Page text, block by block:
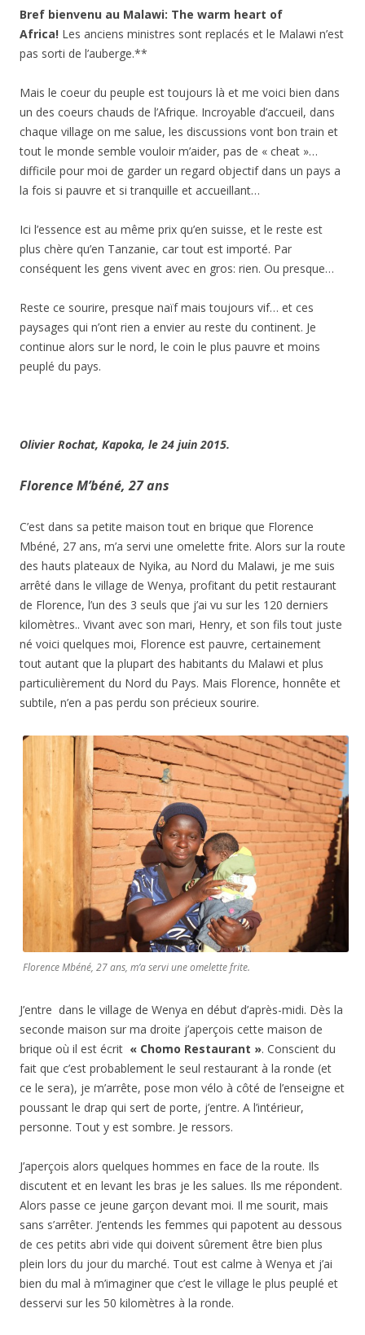
Bref bienvenu au Malawi: The warm heart of
Africa! Les anciens ministres sont replacés et le Malawi n’est
pas sorti de l’auberge.**
Mais le coeur du peuple est toujours là et me voici bien dans
un des coeurs chauds de l’Afrique. Incroyable d’accueil, dans
chaque village on me salue, les discussions vont bon train et
tout le monde semble vouloir m’aider, pas de « cheat »…
difficile pour moi de garder un regard objectif dans un pays a
la fois si pauvre et si tranquille et accueillant…
Ici l’essence est au même prix qu’en suisse, et le reste est
plus chère qu’en Tanzanie, car tout est importé. Par
conséquent les gens vivent avec en gros: rien. Ou presque…
Reste ce sourire, presque naïf mais toujours vif… et ces
paysages qui n’ont rien a envier au reste du continent. Je
continue alors sur le nord, le coin le plus pauvre et moins
peuplé du pays.
Olivier Rochat, Kapoka, le 24 juin 2015.
Florence M’béné, 27 ans
C’est dans sa petite maison tout en brique que Florence
Mbéné, 27 ans, m’a servi une omelette frite. Alors sur la route
des hauts plateaux de Nyika, au Nord du Malawi, je me suis
arrêté dans le village de Wenya, profitant du petit restaurant
de Florence, l’un des 3 seuls que j’ai vu sur les 120 derniers
kilomètres.. Vivant avec son mari, Henry, et son fils tout juste
né voici quelques moi, Florence est pauvre, certainement
tout autant que la plupart des habitants du Malawi et plus
particulièrement du Nord du Pays. Mais Florence, honnête et
subtile, n’en a pas perdu son précieux sourire.
Florence Mbéné, 27 ans, m’a servi une omelette frite.
J’entre dans le village de Wenya en début d’après-midi. Dès la
seconde maison sur ma droite j’aperçois cette maison de
brique où il est écrit « Chomo Restaurant ». Conscient du
fait que c’est probablement le seul restaurant à la ronde (et
ce le sera), je m’arrête, pose mon vélo à côté de l’enseigne et
poussant le drap qui sert de porte, j’entre. A l’intérieur,
personne. Tout y est sombre. Je ressors.
J’aperçois alors quelques hommes en face de la route. Ils
discutent et en levant les bras je les salues. Ils me répondent.
Alors passe ce jeune garçon devant moi. Il me sourit, mais
sans s’arrêter. J’entends les femmes qui papotent au dessous
de ces petits abri vide qui doivent sûrement être bien plus
plein lors du jour du marché. Tout est calme à Wenya et j’ai
bien du mal à m’imaginer que c’est le village le plus peuplé et
desservi sur les 50 kilomètres à la ronde.